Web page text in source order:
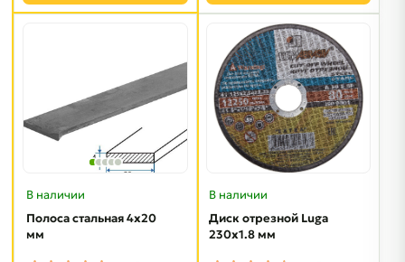
В наличии
Полоса стальная 4х20
мм
В наличии
Диск отрезной Luga
230х1.8 мм